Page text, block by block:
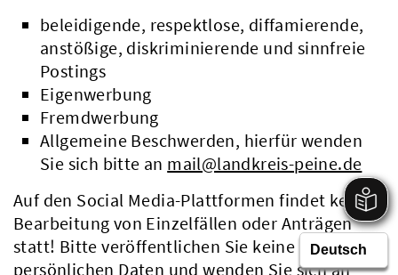
beleidigende, respektlose, diffamierende,
anstößige, diskriminierende und sinnfreie
Postings
Eigenwerbung
Fremdwerbung
Allgemeine Beschwerden, hierfür wenden
Sie sich bitte an mail@landkreis-peine.de
Auf den Social Media-Plattformen findet keine
Bearbeitung von Einzelfällen oder Anträgen
statt! Bitte veröffentlichen Sie keine
persönlichen Daten und wenden Sie sich an